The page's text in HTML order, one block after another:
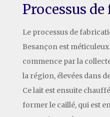
Processus
Le processus de
Besançon est
commence par la
la région, élevées dans
Ce lait est ensuite
former le caillé, qui est